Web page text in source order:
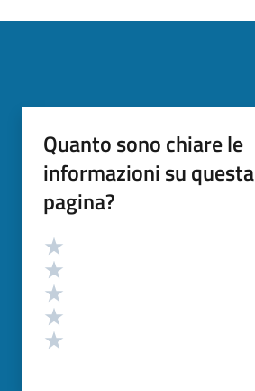
Quanto sono chiare le
informazioni su questa
pagina?
Valutazione